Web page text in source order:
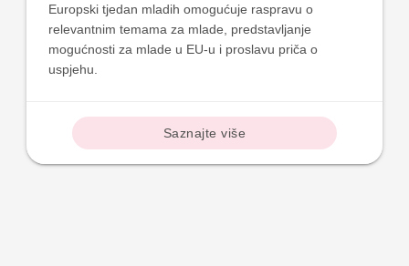
Europski tjedan mladih omogućuje raspravu o
relevantnim temama za mlade, predstavljanje
mogućnosti za mlade u EU-u i proslavu priča o
uspjehu.
Saznajte više